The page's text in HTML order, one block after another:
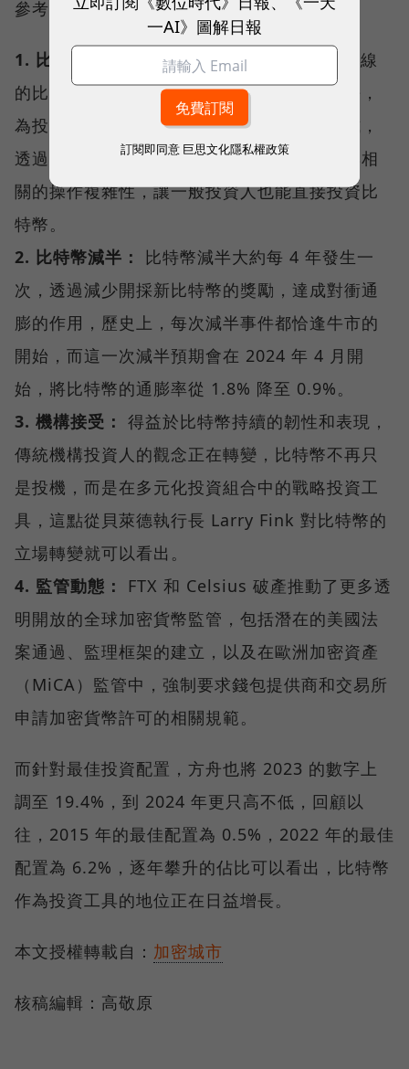
參考：
1. 比特幣現貨 ETF 推出：2024年1月11日上線
的比特幣現貨 ETF，為比特幣奠定了基礎成長，
為投資人提供更多直接、受監管和流動的方式，
透過在主要證券交易所交易，減少學習曲線與相
關的操作複雜性，讓一般投資人也能直接投資比
特幣。
2. 比特幣減半：
比特幣減半大約每 4 年發生一
次，透過減少開採新比特幣的獎勵，達成對衝通
膨的作用，歷史上，每次減半事件都恰逢牛市的
開始，而這一次減半預期會在 2024 年 4 月開
始，將比特幣的通膨率從 1.8% 降至 0.9%。
3. 機構接受： 得益於比特幣持續的韌性和表現，
傳統機構投資人的觀念正在轉變，比特幣不再只
是投機，而是在多元化投資組合中的戰略投資工
具，這點從貝萊德執行長 Larry Fink 對比特幣的
立場轉變就可以看出。
4. 監管動態：
FTX 和 Celsius 破產推動了更多透
明開放的全球加密貨幣監管，包括潛在的美國法
案通過、監理框架的建立，以及在歐洲加密資產
（MiCA）監管中，強制要求錢包提供商和交易所
申請加密貨幣許可的相關規範。
而針對最佳投資配置，方舟也將 2023 的數字上
調至 19.4%，到 2024 年更只高不低，回顧以
往，2015 年的最佳配置為 0.5%，2022 年的最佳
配置為 6.2%，逐年攀升的佔比可以看出，比特幣
作為投資工具的地位正在日益增長。
本文授權轉載自： 加密城市
核稿編輯：高敬原
一AI》圖解日報
訂閱即同意 巨思文化隱私權政策